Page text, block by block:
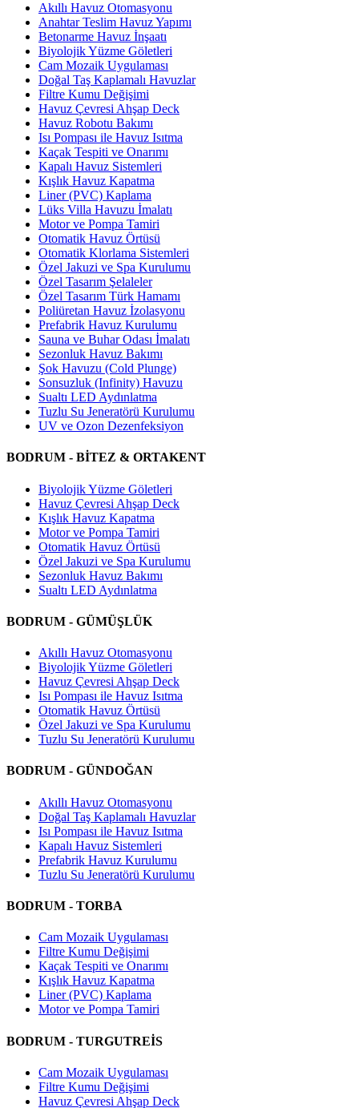
Akıllı Havuz Otomasyonu
Anahtar Teslim Havuz Yapımı
Betonarme Havuz İnşaatı
Biyolojik Yüzme Göletleri
Cam Mozaik Uygulaması
Doğal Taş Kaplamalı Havuzlar
Filtre Kumu Değişimi
Havuz Çevresi Ahşap Deck
Havuz Robotu Bakımı
Isı Pompası ile Havuz Isıtma
Kaçak Tespiti ve Onarımı
Kapalı Havuz Sistemleri
Kışlık Havuz Kapatma
Liner (PVC) Kaplama
Lüks Villa Havuzu İmalatı
Motor ve Pompa Tamiri
Otomatik Havuz Örtüsü
Otomatik Klorlama Sistemleri
Özel Jakuzi ve Spa Kurulumu
Özel Tasarım Şelaleler
Özel Tasarım Türk Hamamı
Poliüretan Havuz İzolasyonu
Prefabrik Havuz Kurulumu
Sauna ve Buhar Odası İmalatı
Sezonluk Havuz Bakımı
Şok Havuzu (Cold Plunge)
Sonsuzluk (Infinity) Havuzu
Sualtı LED Aydınlatma
Tuzlu Su Jeneratörü Kurulumu
UV ve Ozon Dezenfeksiyon
BODRUM - BİTEZ & ORTAKENT
Biyolojik Yüzme Göletleri
Havuz Çevresi Ahşap Deck
Kışlık Havuz Kapatma
Motor ve Pompa Tamiri
Otomatik Havuz Örtüsü
Özel Jakuzi ve Spa Kurulumu
Sezonluk Havuz Bakımı
Sualtı LED Aydınlatma
BODRUM - GÜMÜŞLÜK
Akıllı Havuz Otomasyonu
Biyolojik Yüzme Göletleri
Havuz Çevresi Ahşap Deck
Isı Pompası ile Havuz Isıtma
Otomatik Havuz Örtüsü
Özel Jakuzi ve Spa Kurulumu
Tuzlu Su Jeneratörü Kurulumu
BODRUM - GÜNDOĞAN
Akıllı Havuz Otomasyonu
Doğal Taş Kaplamalı Havuzlar
Isı Pompası ile Havuz Isıtma
Kapalı Havuz Sistemleri
Prefabrik Havuz Kurulumu
Tuzlu Su Jeneratörü Kurulumu
BODRUM - TORBA
Cam Mozaik Uygulaması
Filtre Kumu Değişimi
Kaçak Tespiti ve Onarımı
Kışlık Havuz Kapatma
Liner (PVC) Kaplama
Motor ve Pompa Tamiri
BODRUM - TURGUTREİS
Cam Mozaik Uygulaması
Filtre Kumu Değişimi
Havuz Çevresi Ahşap Deck